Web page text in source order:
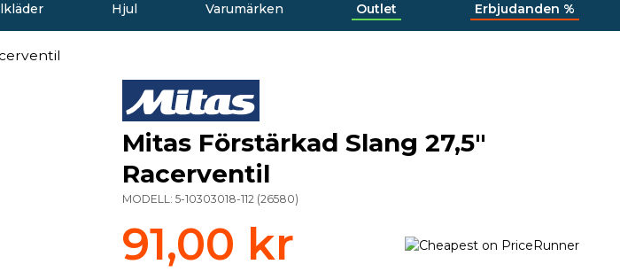
Hjul Varumärken Outlet Erbjudanden %
Mitas Förstärkad Slang 27,5"
Racerventil
MODELL:5-10303018-112 (26580)
91,00 kr